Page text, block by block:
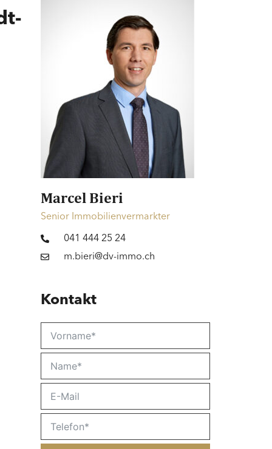
Marcel Bieri
Senior Immobilienvermarkter
041 444 25 24
m.bieri@dv-immo.ch
Kontakt